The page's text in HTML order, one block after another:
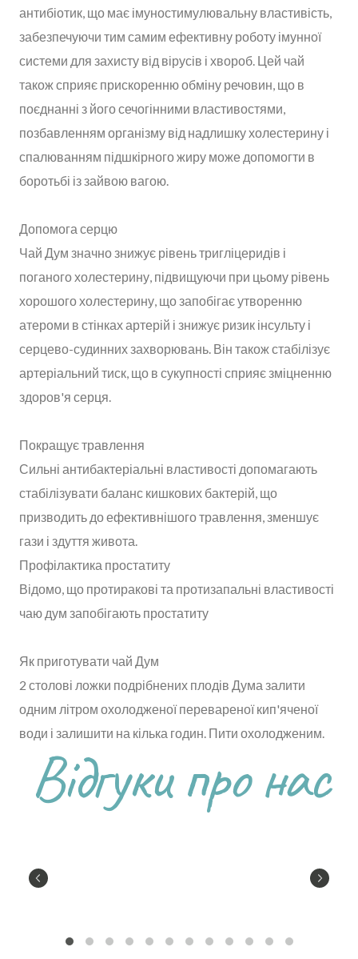
антибіотик, що має імуностимулювальну властивість,
забезпечуючи тим самим ефективну роботу імунної
системи для захисту від вірусів і хвороб. Цей чай
також сприяє прискоренню обміну речовин, що в
поєднанні з його сечогінними властивостями,
позбавленням організму від надлишку холестерину і
спалюванням підшкірного жиру може допомогти в
боротьбі із зайвою вагою.
Допомога серцю
Чай Дум значно знижує рівень тригліцеридів і
поганого холестерину, підвищуючи при цьому рівень
хорошого холестерину, що запобігає утворенню
атероми в стінках артерій і знижує ризик інсульту і
серцево-судинних захворювань. Він також стабілізує
артеріальний тиск, що в сукупності сприяє зміцненню
здоров'я серця.
Покращує травлення
Сильні антибактеріальні властивості допомагають
стабілізувати баланс кишкових бактерій, що
призводить до ефективнішого травлення, зменшує
гази і здуття живота.
Профілактика простатиту
Відомо, що протиракові та протизапальні властивості
чаю дум запобігають простатиту
Як приготувати чай Дум
2 столові ложки подрібнених плодів Дума залити
одним літром охолодженої перевареної кип'яченої
води і залишити на кілька годин. Пити охолодженим.
Відгуки про нас